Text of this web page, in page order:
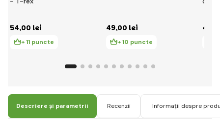
54,00 lei
+ 11 puncte
49,00 lei
+ 10 puncte
40
Descriere și parametrii Recenzii Informații despre